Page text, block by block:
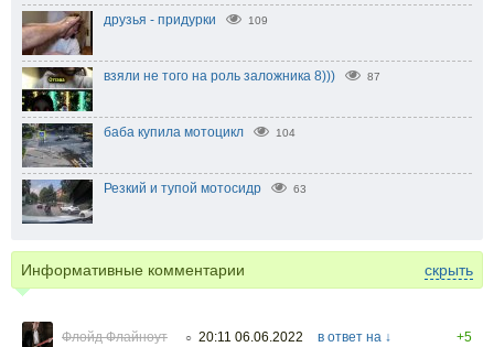
друзья - придурки 109
взяли не того на роль заложника 8))) 87
баба купила мотоцикл 104
Резкий и тупой мотосидр 63
Информативные комментарии скрыть
Флойд Флайноут ○ 20:11 06.06.2022 в ответ на ↓ +5